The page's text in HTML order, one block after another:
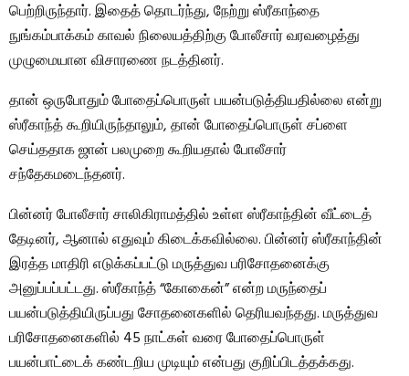
பெற்றிருந்தார். இதைத் தொடர்ந்து, நேற்று ஸ்ரீகாந்தை
நுங்கம்பாக்கம் காவல் நிலையத்திற்கு போலீசார் வரவழைத்து
முழுமையான விசாரணை நடத்தினர்.
தான் ஒருபோதும் போதைப்பொருள் பயன்படுத்தியதில்லை என்று
ஸ்ரீகாந்த் கூறியிருந்தாலும், தான் போதைப்பொருள் சப்ளை
செய்ததாக ஜான் பலமுறை கூறியதால் போலீசார்
சந்தேகமடைந்தனர்.
பின்னர் போலீசார் சாலிகிராமத்தில் உள்ள ஸ்ரீகாந்தின் வீட்டைத்
தேடினர், ஆனால் எதுவும் கிடைக்கவில்லை. பின்னர் ஸ்ரீகாந்தின்
இரத்த மாதிரி எடுக்கப்பட்டு மருத்துவ பரிசோதனைக்கு
அனுப்பப்பட்டது. ஸ்ரீகாந்த் “கோகைன்” என்ற மருந்தைப்
பயன்படுத்தியிருப்பது சோதனைகளில் தெரியவந்தது. மருத்துவ
பரிசோதனைகளில் 45 நாட்கள் வரை போதைப்பொருள்
பயன்பாட்டைக் கண்டறிய முடியும் என்பது குறிப்பிடத்தக்கது.